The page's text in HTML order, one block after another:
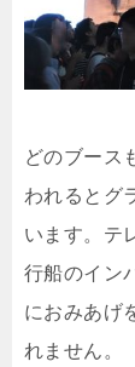
どのブース
われるとグ
います。テ
行船のイン
におみあげ
れません。